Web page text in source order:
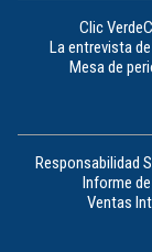
Clic Verde
La entrevista
Mesa de
Responsabilidad
Informe
Ventas